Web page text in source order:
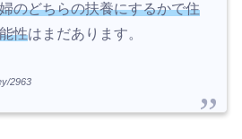
のどちらの扶養にするかで住
性はまだあります。
2963